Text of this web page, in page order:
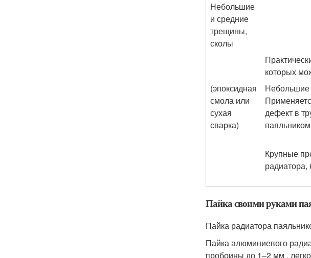
Небольшие
и средние
трещины,
сколы
которых
(эпоксидная
смола или
сухая
сварка)
Небольшие
дефект в
Крупные
радиатора,
Пайка своими руками
Пайка радиатора
Пайка алюминиевого
пробоины до 1–2 мм ,